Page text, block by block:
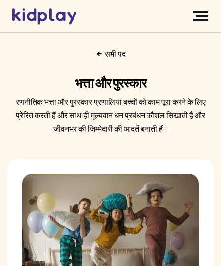
सभी पद
भत्ता और पुरस्कार
रणनीतिक भत्ता और पुरस्कार प्रणालियां बच्चों को काम पूरा करने के लिए
प्रेरित करती हैं और साथ ही मूल्यवान धन प्रबंधन कौशल सिखाती हैं और
जीवनभर की जिम्मेदारी की आदतें बनाती हैं।